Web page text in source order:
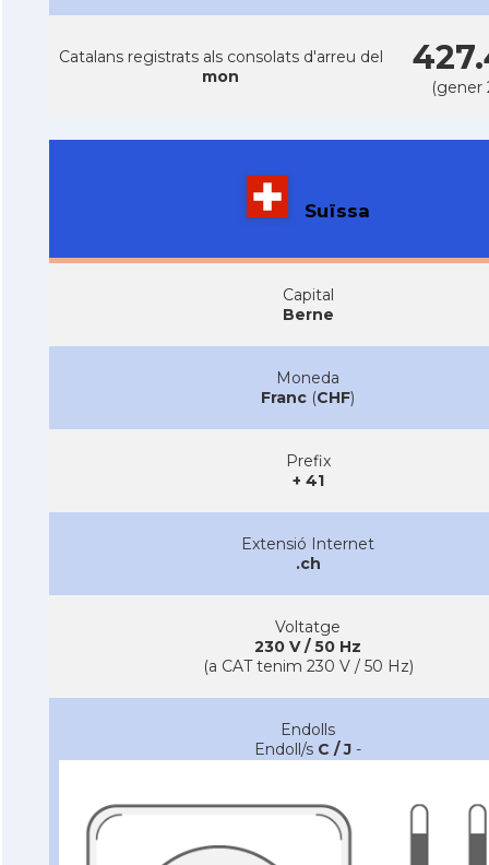
Catalans registrats als consolats d'arreu del
mon
(gener
Suïssa
Capital
Berne
Moneda
Franc (CHF)
Prefix
+ 41
Extensió Internet
.ch
Voltatge
230 V / 50 Hz
(a CAT tenim 230 V / 50 Hz)
Endolls
Endoll/s C / J -